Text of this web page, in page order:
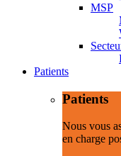
MSP
Patients
Patients
Nous vous
en charge